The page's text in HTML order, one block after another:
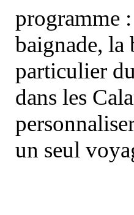
programme
baignade, la
particulier
dans les
un seul